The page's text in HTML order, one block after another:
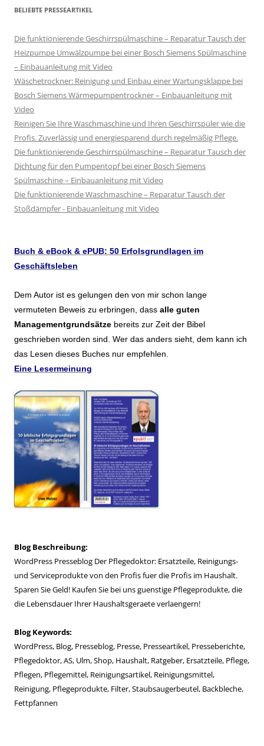
BELIEBTE PRESSEARTIKEL
Die funktionierende Geschirrspülmaschine – Reparatur Tausch der
Heizpumpe Umwälzpumpe bei einer Bosch Siemens Spülmaschine
– Einbauanleitung mit Video
Wäschetrockner: Reinigung und Einbau einer Wartungsklappe bei
Bosch Siemens Wärmepumpentrockner – Einbauanleitung mit
Video
Reinigen Sie Ihre Waschmaschine und Ihren Geschirrspüler wie die
Profis. Zuverlässig und energiesparend durch regelmäßig Pflege.
Die funktionierende Geschirrspülmaschine – Reparatur Tausch der
Dichtung für den Pumpentopf bei einer Bosch Siemens
Spülmaschine – Einbauanleitung mit Video
Die funktionierende Waschmaschine – Reparatur Tausch der
Stoßdämpfer - Einbauanleitung mit Video
Buch & eBook & ePUB: 50 Erfolsgrundlagen im
Geschäftsleben
Dem Autor ist es gelungen den von mir schon lange
vermuteten Beweis zu erbringen, dass alle guten
Managementgrundsätze bereits zur Zeit der Bibel
geschrieben worden sind. Wer das anders sieht, dem kann ich
das Lesen dieses Buches nur empfehlen.
Eine Lesermeinung
Blog Beschreibung:
WordPress Presseblog Der Pflegedoktor: Ersatzteile, Reinigungs-
und Serviceprodukte von den Profis fuer die Profis im Haushalt.
Sparen Sie Geld! Kaufen Sie bei uns guenstige Pflegeprodukte, die
die Lebensdauer Ihrer Haushaltsgeraete verlaengern!
Blog Keywords:
WordPress, Blog, Presseblog, Presse, Presseartikel, Presseberichte,
Pflegedoktor, AS, Ulm, Shop, Haushalt, Ratgeber, Ersatzteile, Pflege,
Pflegen, Pflegemittel, Reinigungsartikel, Reinigungsmittel,
Reinigung, Pflegeprodukte, Filter, Staubsaugerbeutel, Backbleche,
Fettpfannen